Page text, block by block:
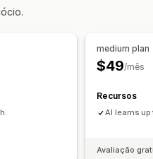
medium plan
$49/mês
Recursos
AI learns
Avaliação